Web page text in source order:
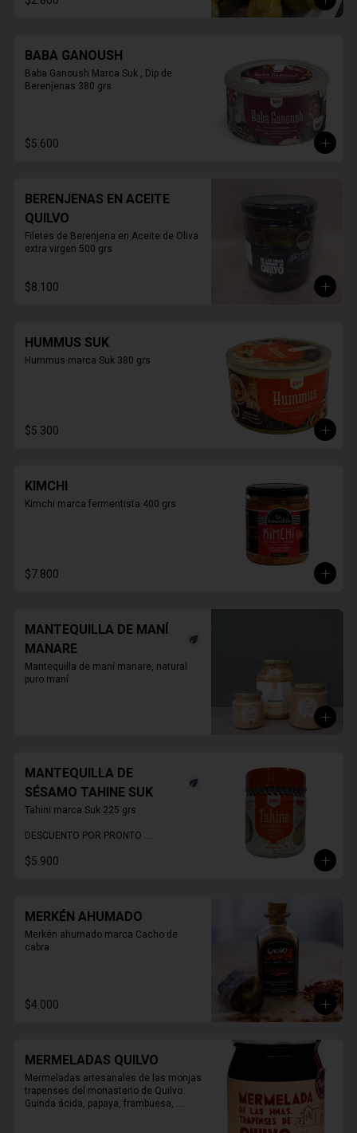
BABA GANOUSH
Baba Ganoush Marca Suk , Dip de
Berenjenas 380 grs
$5.600
BERENJENAS EN ACEITE
QUILVO
Filetes de Berenjena en Aceite de Oliva
extra virgen 500 grs
$8.100
HUMMUS SUK
Hummus marca Suk 380 grs
$5.300
KIMCHI
Kimchi marca fermentista 400 grs
$7.800
MANTEQUILLA DE MANÍ
MANARE
Mantequilla de maní manare, natural
puro maní
MANTEQUILLA DE
SÉSAMO TAHINE SUK
Tahini marca Suk 225 grs
DESCUENTO POR PRONTO
$5.900
MERKÉN AHUMADO
Merkén ahumado marca Cacho de
cabra
$4.000
MERMELADAS QUILVO
Mermeladas artesanales de las monjas
trapenses del monasterio de Quilvo.
Guinda ácida, papaya, frambuesa,